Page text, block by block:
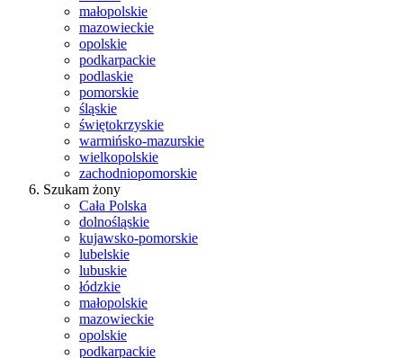
małopolskie
mazowieckie
opolskie
podkarpackie
podlaskie
pomorskie
śląskie
świętokrzyskie
warmińsko-mazurskie
wielkopolskie
zachodniopomorskie
Szukam żony
Cała Polska
dolnośląskie
kujawsko-pomorskie
lubelskie
lubuskie
łódzkie
małopolskie
mazowieckie
opolskie
podkarpackie